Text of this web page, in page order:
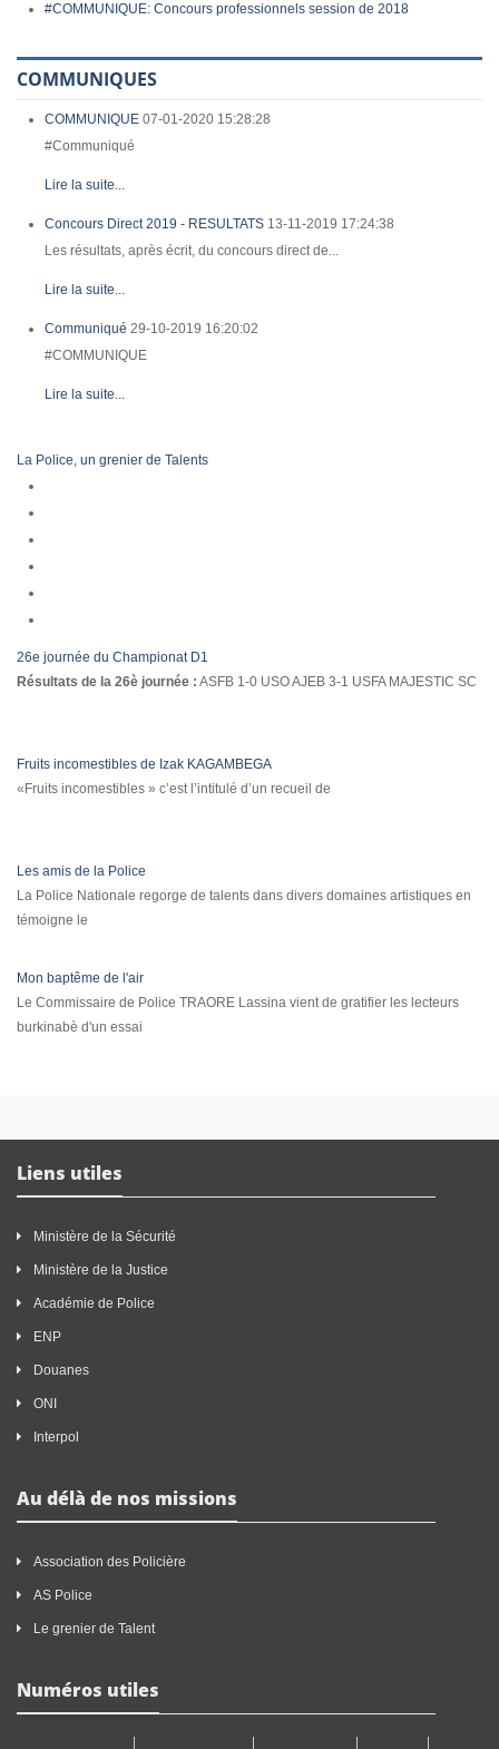
#COMMUNIQUE: Concours professionnels session de 2018
COMMUNIQUES
COMMUNIQUE 07-01-2020 15:28:28
#Communiqué
Lire la suite...
Concours Direct 2019 - RESULTATS 13-11-2019 17:24:38
Les résultats, après écrit, du concours direct de...
Lire la suite...
Communiqué 29-10-2019 16:20:02
#COMMUNIQUE
Lire la suite...
La Police, un grenier de Talents
26e journée du Championat D1
Résultats de la 26è journée : ASFB 1-0 USO AJEB 3-1 USFA MAJESTIC SC
Fruits incomestibles de Izak KAGAMBEGA
«Fruits incomestibles » c’est l’intitulé d’un recueil de
Les amis de la Police
La Police Nationale regorge de talents dans divers domaines artistiques en
témoigne le
Mon baptême de l'air
Le Commissaire de Police TRAORE Lassina vient de gratifier les lecteurs
burkinabè d'un essai
Liens utiles
Ministère de la Sécurité
Ministère de la Justice
Académie de Police
ENP
Douanes
ONI
Interpol
Au délà de nos missions
Association des Policière
AS Police
Le grenier de Talent
Numéros utiles